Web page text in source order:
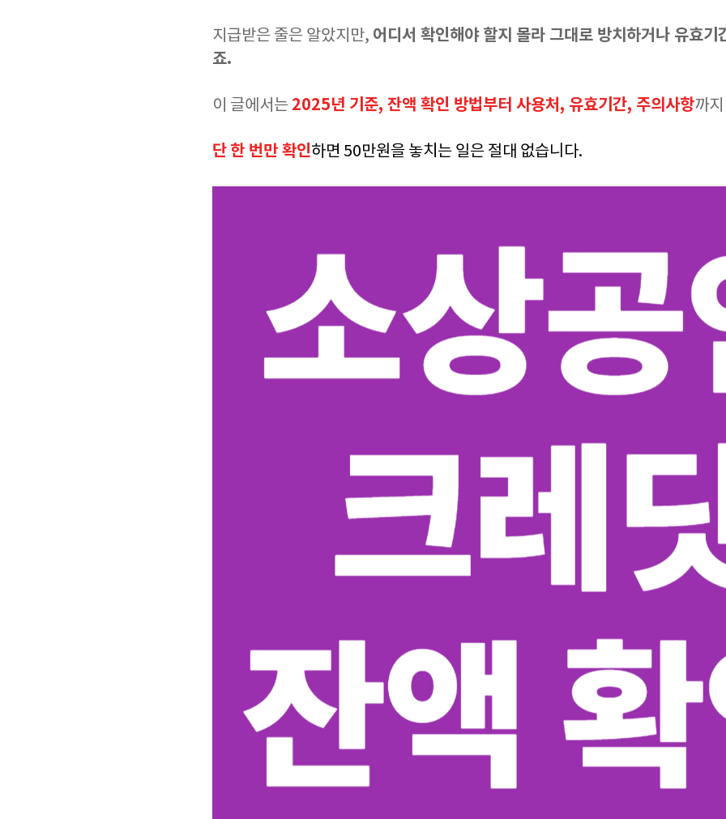
지급받은 줄은 알았지만, 어디서 확인해야 할지 몰라 그대로 방치하거나 유효기
죠.
이 글에서는 2025년 기준, 잔액 확인 방법부터 사용처, 유효기간, 주의사항까
단 한 번만 확인하면 50만원을 놓치는 일은 절대 없습니다.